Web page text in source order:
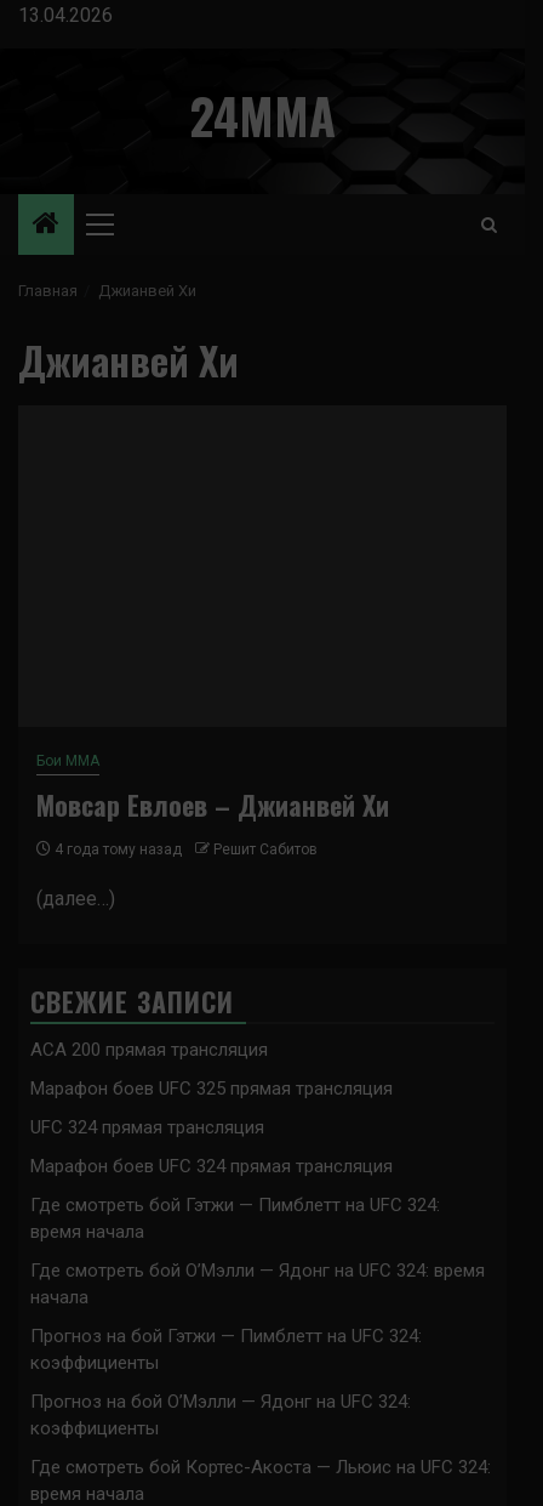
Перейти
13.04.2026
24MMA
Основное
Главная Джианвей Хи
Джианвей Хи
Бои ММА
Мовсар Евлоев – Джианвей Хи
4 года тому назад Решит Сабитов
(далее…)
СВЕЖИЕ ЗАПИСИ
ACA 200 прямая трансляция
Марафон боев UFC 325 прямая трансляция
UFC 324 прямая трансляция
Марафон боев UFC 324 прямая трансляция
Где смотреть бой Гэтжи — Пимблетт на UFC 324:
время начала
Где смотреть бой О’Мэлли — Ядонг на UFC 324: время
начала
Прогноз на бой Гэтжи — Пимблетт на UFC 324:
коэффициенты
Прогноз на бой О’Мэлли — Ядонг на UFC 324:
коэффициенты
Где смотреть бой Кортес-Акоста — Льюис на UFC 324:
время начала